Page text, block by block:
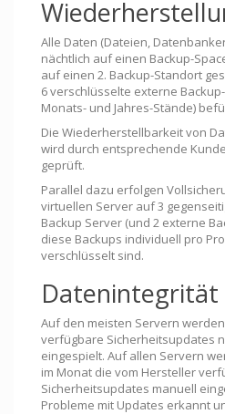
Alle Daten (Dateien,
nächtlich auf einen Backup-
auf einen 2. Backup-Standort
6 verschlüsselte externe
Monats- und Jahres-Stände)
Die Wiederherstellbarkeit von
wird durch entsprechende
geprüft.
Parallel dazu erfolgen
virtuellen Server auf 3
Backup Server (und 2 externe
diese Backups individuell pro
verschlüsselt sind.
Datenintegrität
Auf den meisten Servern
verfügbare Sicherheitsupdates
eingespielt. Auf allen Servern
im Monat die vom Hersteller
Sicherheitsupdates manuell
Probleme mit Updates erkannt